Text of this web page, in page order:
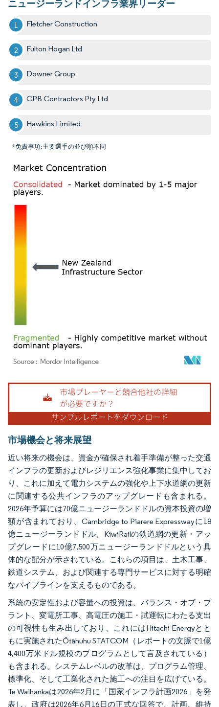
ニュージーランドインフラ業界リーダー
Fletcher Construction
Fulton Hogan Ltd
Downer Group
CPB Contractors Pty Ltd
Hawkins Limited
*免責事項:主要選手の並び順不同
画像 © Mordor Intelligence。再利用にはCC BY 4.0の表示が必要です。
市場機会と将来展望
近い将来の機会は、資金が確保され着手準備が整った交通
インフラの更新およびレジリエンス強化事業に集中してお
り、これに加えて電力システムの強化や上下水道網の更新
に関連する公共インフラのアップグレードも含まれる。
2026年予算には70億ニュージーランドドルの資本投資の増
額が含まれており、Cambridge to Piarere Expresswayに18
億ニュージーランドドル、KiwiRailの鉄道網の更新・アッ
プグレードに10億7,500万ニュージーランドドルという具
体的な配分が示されている。これらの項目は、土木工事、
鉄道システム、および関連する専門サービスに対する明確
なパイプラインを支えるものである。
系統の安定性および容量への投資は、バランス・オブ・プ
ラント、変電所工事、高電圧の施工・試運転にわたる支出
の可視性も生み出しており、これにはHitachi Energyとと
もに実施されたŌtāhuhu STATCOM（レポートの文脈で1億
4,400万米ドル規模のプログラムとして言及されている）
も含まれる。システムレベルの改革は、プログラム管理、
標準化、そして工業化された施工への注目を広げている。
Te Waihankaは2026年2月に「国家インフラ計画2026」を発
表し、政府は2026年6月16日の正式な回答で、計画、維持